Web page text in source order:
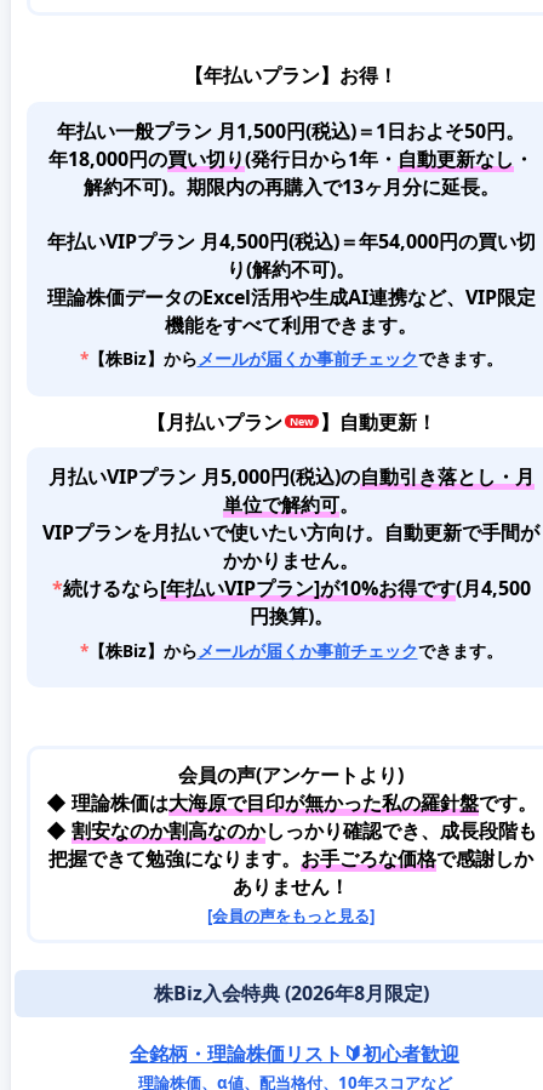
【年払いプラン】お得！
年払い一般プラン 月1,500円(税込)＝1日およそ50円。
年18,000円の買い切り(発行日から1年・ 自動更新なし ・
解約不可)。期限内の再購入で13ヶ月分に延長。
年払いVIPプラン 月4,500円(税込)＝年54,000円の買い切
り(解約不可)。
理論株価データのExcel活用や生成AI連携など、VIP限定
機能をすべて利用できます。
*【株Biz】からメールが届くか事前チェックできます。
【月払いプラン 】自動更新！
月払いVIPプラン 月5,000円(税込)の自動引き落とし・月
単位で解約可。
VIPプランを月払いで使いたい方向け。自動更新で手間が
かかりません。
*続けるなら[年払いVIPプラン]が10%お得です(月4,500
円換算)。
*【株Biz】からメールが届くか事前チェックできます。
会員の声(アンケートより)
◆ 理論株価は大海原で目印が無かった私の羅針盤です。
◆ 割安なのか割高なのかしっかり確認でき、成長段階も
把握できて勉強になります。 お手ごろな価格で感謝しか
ありません！
[会員の声をもっと見る]
株Biz入会特典 (2026年8月限定)
全銘柄・理論株価リスト🔰初心者歓迎
理論株価、α値、配当格付、10年スコアなど